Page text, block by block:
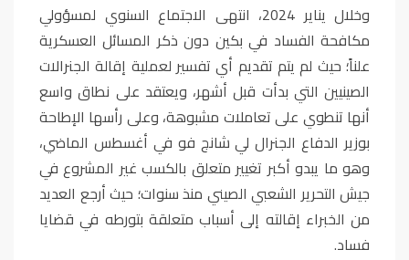
وخلال يناير 2024، انتهى الاجتماع السنوي لمسؤولي
مكافحة الفساد في بكين دون ذكر المسائل العسكرية
علناً؛ حيث لم يتم تقديم أي تفسير لعملية إقالة الجنرالات
الصينيين التي بدأت قبل أشهر، ويعتقد على نطاق واسع
أنها تنطوي على تعاملات مشبوهة، وعلى رأسها الإطاحة
بوزير الدفاع الجنرال لي شانج فو في أغسطس الماضي،
وهو ما يبدو أكبر تغيير متعلق بالكسب غير المشروع في
جيش التحرير الشعبي الصيني منذ سنوات؛ حيث أرجع العديد
من الخبراء إقالته إلى أسباب متعلقة بتورطه في قضايا
فساد.